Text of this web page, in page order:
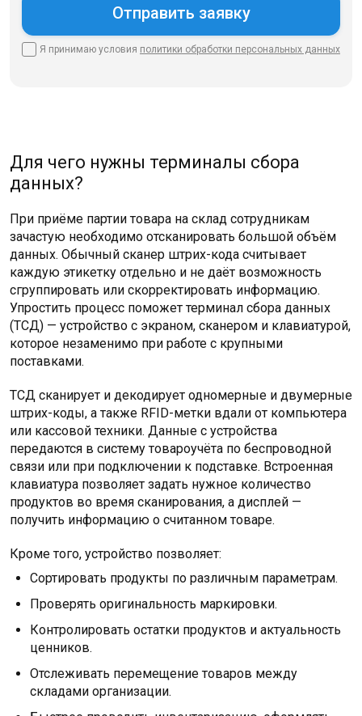
Я принимаю условия политики обработки персональных данных
Для чего нужны терминалы сбора
данных?
При приёме партии товара на склад сотрудникам
зачастую необходимо отсканировать большой объём
данных. Обычный сканер штрих-кода считывает
каждую этикетку отдельно и не даёт возможность
сгруппировать или скорректировать информацию.
Упростить процесс поможет терминал сбора данных
(ТСД) — устройство с экраном, сканером и клавиатурой,
которое незаменимо при работе с крупными
поставками.
ТСД сканирует и декодирует одномерные и двумерные
штрих-коды, а также RFID-метки вдали от компьютера
или кассовой техники. Данные с устройства
передаются в систему товароучёта по беспроводной
связи или при подключении к подставке. Встроенная
клавиатура позволяет задать нужное количество
продуктов во время сканирования, а дисплей —
получить информацию о считанном товаре.
Кроме того, устройство позволяет:
Сортировать продукты по различным параметрам.
Проверять оригинальность маркировки.
Контролировать остатки продуктов и актуальность
ценников.
Отслеживать перемещение товаров между
складами организации.